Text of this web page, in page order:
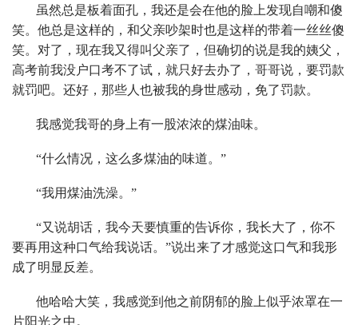
虽然总是板着面孔，我还是会在他的脸上发现自嘲和傻
笑。他总是这样的，和父亲吵架时也是这样的带着一丝丝傻
笑。对了，现在我又得叫父亲了，但确切的说是我的姨父，
高考前我没户口考不了试，就只好去办了，哥哥说，要罚款
就罚吧。还好，那些人也被我的身世感动，免了罚款。
我感觉我哥的身上有一股浓浓的煤油味。
“什么情况，这么多煤油的味道。”
“我用煤油洗澡。”
“又说胡话，我今天要慎重的告诉你，我长大了，你不
要再用这种口气给我说话。”说出来了才感觉这口气和我形
成了明显反差。
他哈哈大笑，我感觉到他之前阴郁的脸上似乎浓罩在一
片阳光之中。